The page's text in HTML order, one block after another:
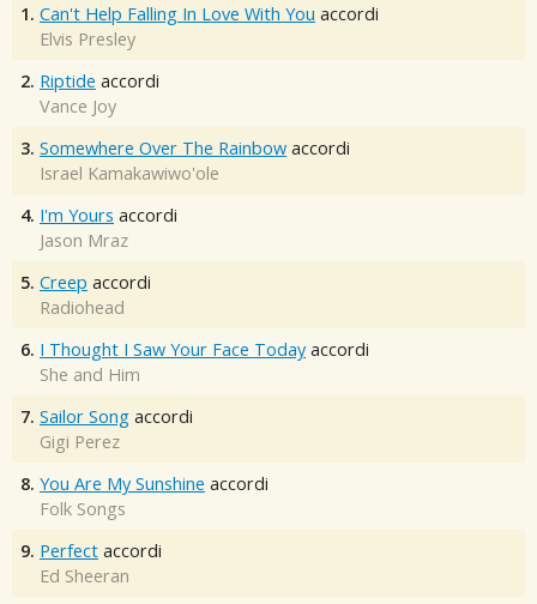
1. Can't Help Falling In Love With You accordi
Elvis Presley
2. Riptide accordi
Vance Joy
3. Somewhere Over The Rainbow accordi
Israel Kamakawiwo'ole
4. I'm Yours accordi
Jason Mraz
5. Creep accordi
Radiohead
6. I Thought I Saw Your Face Today accordi
She and Him
7. Sailor Song accordi
Gigi Perez
8. You Are My Sunshine accordi
Folk Songs
9. Perfect accordi
Ed Sheeran